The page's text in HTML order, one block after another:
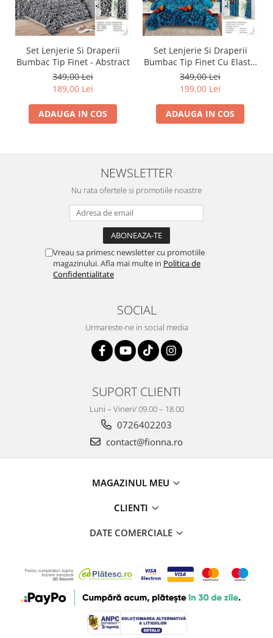
Set Lenjerie Si Draperii
Bumbac Tip Finet - Abstract
349,00 Lei
189,00 Lei
ADAUGA IN COS
Set Lenjerie Si Draperii
Bumbac Tip Finet Cu Elastic
- Dansul Fluturilor
349,00 Lei
199,00 Lei
ADAUGA IN COS
NEWSLETTER
Nu rata ofertele si promotiile noastre
Vreau sa primesc newsletter cu promotiile
magazinului. Afla mai multe in Politica de
Confidentialitate
SOCIAL
Urmareste-ne in social media
SUPORT CLIENTI
Luni – Vineri/ 09.00 – 18.00
0726402203
contact@fionna.ro
MAGAZINUL MEU
CLIENTI
DATE COMERCIALE